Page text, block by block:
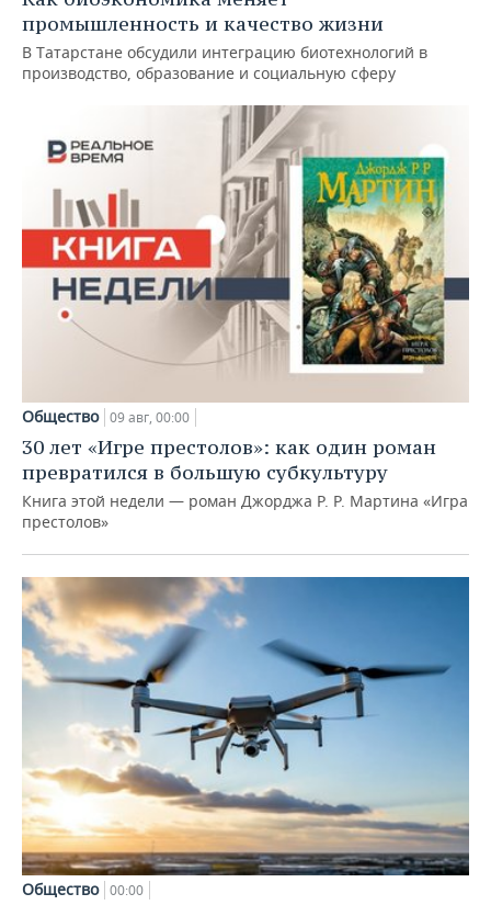
промышленность и качество жизни
В Татарстане обсудили интеграцию биотехнологий в
производство, образование и социальную сферу
Общество 09 авг, 00:00
30 лет «Игре престолов»: как один роман
превратился в большую субкультуру
Книга этой недели — роман Джорджа Р. Р. Мартина «Игра
престолов»
Общество 00:00